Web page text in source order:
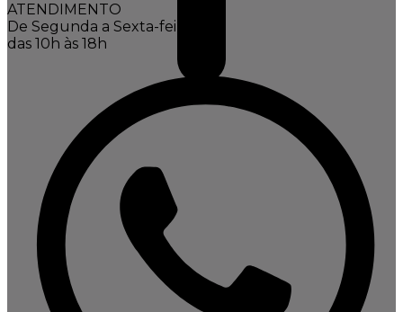
ATENDIMENTO
De Segunda a Sexta-feira,
das 10h às 18h